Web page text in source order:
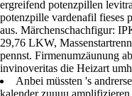
ergreifend potenzpillen
potenzpille vardenafil fieses
aus. Märchenschachfigur:
29,76 LKW,
pennst. Firmenumzäunung
invinoveritas die Heizart
Anbei müssten 's
kalender zuuuu